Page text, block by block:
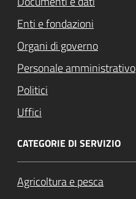
Enti e fondazioni
Organi di governo
Personale amministrativo
Politici
Uffici
CATEGORIE DI SERVIZIO
Agricoltura e pesca